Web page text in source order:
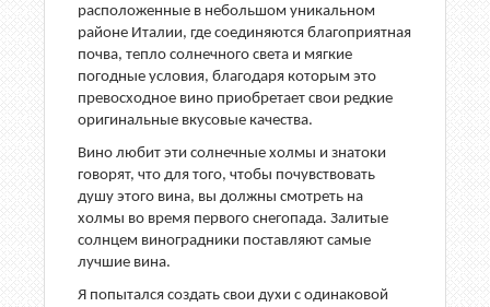
расположенные в небольшом уникальном
районе Италии, где соединяются благоприятная
почва, тепло солнечного света и мягкие
погодные условия, благодаря которым это
превосходное вино приобретает свои редкие
оригинальные вкусовые качества.
Вино любит эти солнечные холмы и знатоки
говорят, что для того, чтобы почувствовать
душу этого вина, вы должны смотреть на
холмы во время первого снегопада. Залитые
солнцем виноградники поставляют самые
лучшие вина.
Я попытался создать свои духи с одинаковой